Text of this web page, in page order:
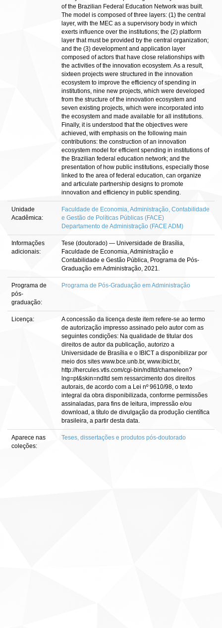
of the Brazilian Federal Education Network was built.
The model is composed of three layers: (1) the central
layer, with the MEC as a supervisory body in which
exerts influence over the institutions; the (2) platform
layer that must be provided by the central organization;
and the (3) development and application layer
composed of actors that have close relationships with
the activities of the innovation ecosystem. As a result,
sixteen projects were structured in the innovation
ecosystem to improve the efficiency of spending in
institutions, nine new projects, which were developed
from the structure of the innovation ecosystem and
seven existing projects, which were incorporated into
the ecosystem and made available for all institutions.
Finally, it is understood that the objectives were
achieved, with emphasis on the following main
contributions: the construction of an innovation
ecosystem model for efficient spending in institutions of
the Brazilian federal education network; and the
presentation of how public institutions, especially those
linked to the area of federal education, can organize
and articulate partnership designs to promote
innovation and efficiency in public spending.
Unidade
Acadêmica:
Faculdade de Economia, Administração, Contabilidade
e Gestão de Políticas Públicas (FACE)
Departamento de Administração (FACE ADM)
Informações
adicionais:
Tese (doutorado) — Universidade de Brasília,
Faculdade de Economia, Administração e
Contabilidade e Gestão Pública, Programa de Pós-
Graduação em Administração, 2021.
Programa de
pós-
graduação:
Programa de Pós-Graduação em Administração
Licença:
A concessão da licença deste item refere-se ao termo
de autorização impresso assinado pelo autor com as
seguintes condições: Na qualidade de titular dos
direitos de autor da publicação, autorizo a
Universidade de Brasília e o IBICT a disponibilizar por
meio dos sites www.bce.unb.br, www.ibict.br,
http://hercules.vtls.com/cgi-bin/ndltd/chameleon?
lng=pt&skin=ndltd sem ressarcimento dos direitos
autorais, de acordo com a Lei nº 9610/98, o texto
integral da obra disponibilizada, conforme permissões
assinaladas, para fins de leitura, impressão e/ou
download, a título de divulgação da produção científica
brasileira, a partir desta data.
Aparece nas
coleções:
Teses, dissertações e produtos pós-doutorado